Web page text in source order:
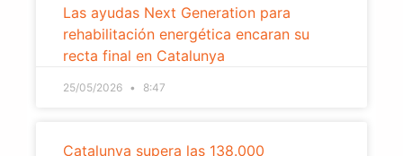
Las ayudas Next Generation para
rehabilitación energética encaran su
recta final en Catalunya
25/05/2026 8:47
Catalunya supera las 138.000